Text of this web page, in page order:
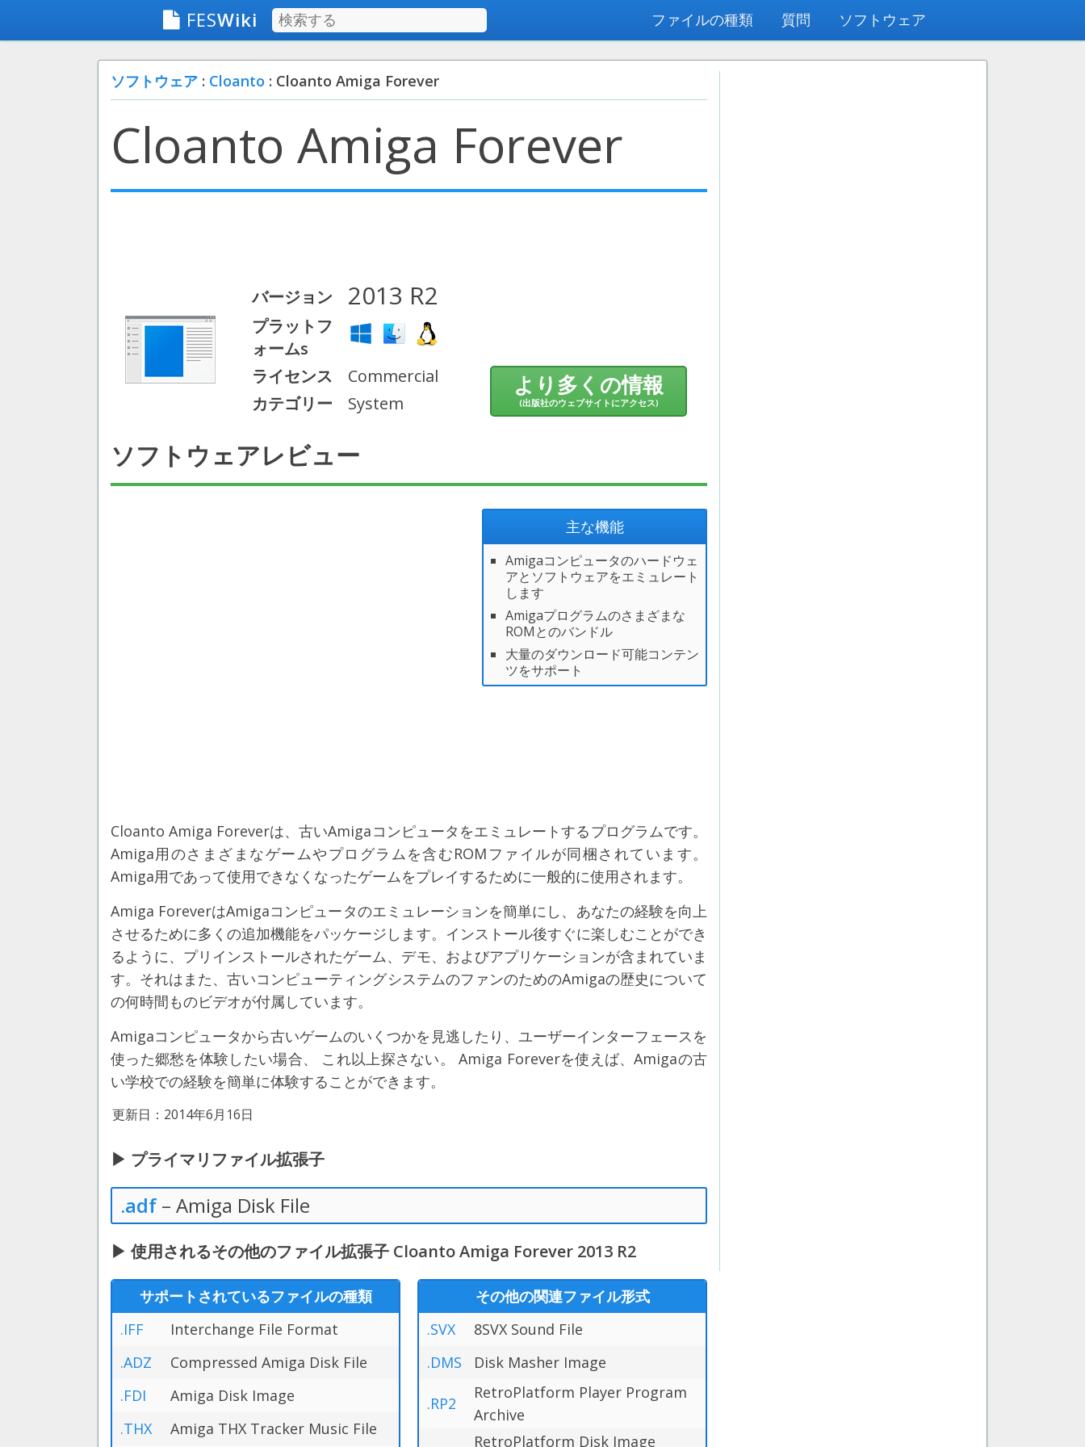
FESWiki ファイルの種類 質問 ソフトウェア
ソフトウェア : Cloanto : Cloanto Amiga Forever
Cloanto Amiga Forever
バージョン 2013 R2
プラットフ
ォームs
ライセンス
Commercial
カテゴリー
System
より多くの情報
(出版社のウェブサイトにアクセス)
ソフトウェアレビュー
主な機能
Amigaコンピュータのハードウェ
アとソフトウェアをエミュレート
します
Amigaプログラムのさまざまな
ROMとのバンドル
大量のダウンロード可能コンテン
ツをサポート
Cloanto Amiga Foreverは、古いAmigaコンピュータをエミュレートするプログラムです。
Amiga用のさまざまなゲームやプログラムを含むROMファイルが同梱されています。
Amiga用であって使用できなくなったゲームをプレイするために一般的に使用されます。
Amiga ForeverはAmigaコンピュータのエミュレーションを簡単にし、あなたの経験を向上
させるために多くの追加機能をパッケージします。インストール後すぐに楽しむことができ
るように、プリインストールされたゲーム、デモ、およびアプリケーションが含まれていま
す。それはまた、古いコンピューティングシステムのファンのためのAmigaの歴史について
の何時間ものビデオが付属しています。
Amigaコンピュータから古いゲームのいくつかを見逃したり、ユーザーインターフェースを
使った郷愁を体験したい場合、 これ以上探さない。 Amiga Foreverを使えば、Amigaの古
い学校での経験を簡単に体験することができます。
更新日：2014年6月16日
▶ プライマリファイル拡張子
.adf– Amiga Disk File
▶ 使用されるその他のファイル拡張子 Cloanto Amiga Forever 2013 R2
サポートされているファイルの種類
.IFF
Interchange File Format
.ADZ
Compressed Amiga Disk File
.FDI
Amiga Disk Image
.THX
Amiga THX Tracker Music File
その他の関連ファイル形式
.SVX
8SVX Sound File
.DMS
Disk Masher Image
.RP2
RetroPlatform Player Program
Archive
RetroPlatform Disk Image